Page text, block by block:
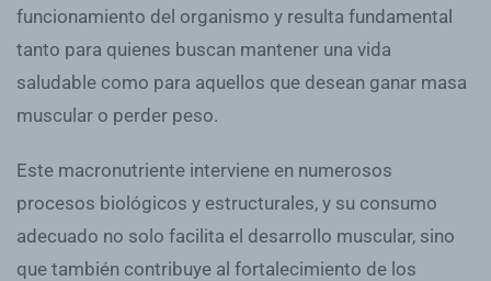
funcionamiento del organismo y resulta fundamental
tanto para quienes buscan mantener una vida
saludable como para aquellos que desean ganar masa
muscular o perder peso.
Este macronutriente interviene en numerosos
procesos biológicos y estructurales, y su consumo
adecuado no solo facilita el desarrollo muscular, sino
que también contribuye al fortalecimiento de los